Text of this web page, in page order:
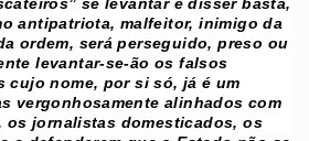
antipatriota, malfeitor, inimigo da
ordem, será perseguido, preso ou
levantar-se-ão os falsos
cujo nome, por si só, já é um
vergonhosamente alinhados com
os jornalistas domesticados, os